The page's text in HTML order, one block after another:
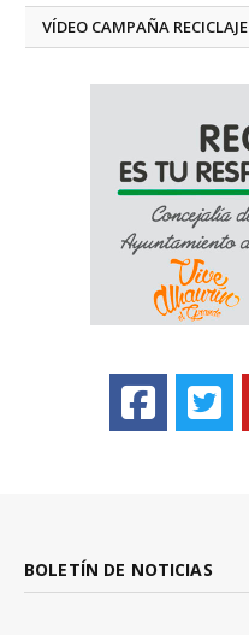
VÍDEO CAMPAÑA RECICLAJE
BOLETÍN DE NOTICIAS